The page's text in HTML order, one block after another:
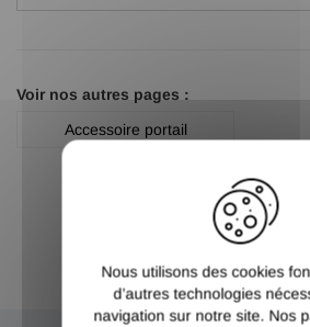
Voir nos autres pages :
Accessoire portail
Nous utilisons des cookies
d’autres technologies
navigation sur notre site. Nos